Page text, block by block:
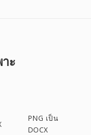
ะ
PNG เป็น
DOCX